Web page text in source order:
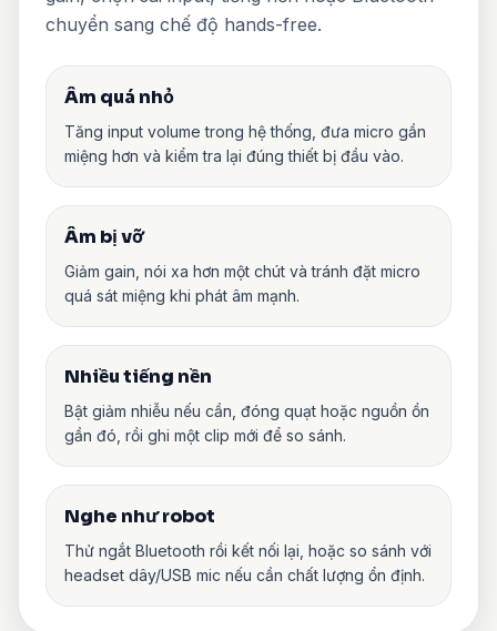
chuyển sang chế độ hands-free.
Âm quá nhỏ
Tăng input volume trong hệ thống, đưa micro gần
miệng hơn và kiểm tra lại đúng thiết bị đầu vào.
Âm bị vỡ
Giảm gain, nói xa hơn một chút và tránh đặt micro
quá sát miệng khi phát âm mạnh.
Nhiều tiếng nền
Bật giảm nhiễu nếu cần, đóng quạt hoặc nguồn ồn
gần đó, rồi ghi một clip mới để so sánh.
Nghe như robot
Thử ngắt Bluetooth rồi kết nối lại, hoặc so sánh với
headset dây/USB mic nếu cần chất lượng ổn định.